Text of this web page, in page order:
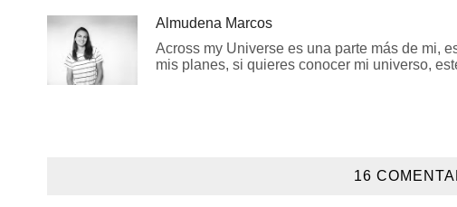
Almudena Marcos
Across my Universe es una parte más de mi,
mis planes, si quieres conocer mi universo,
16